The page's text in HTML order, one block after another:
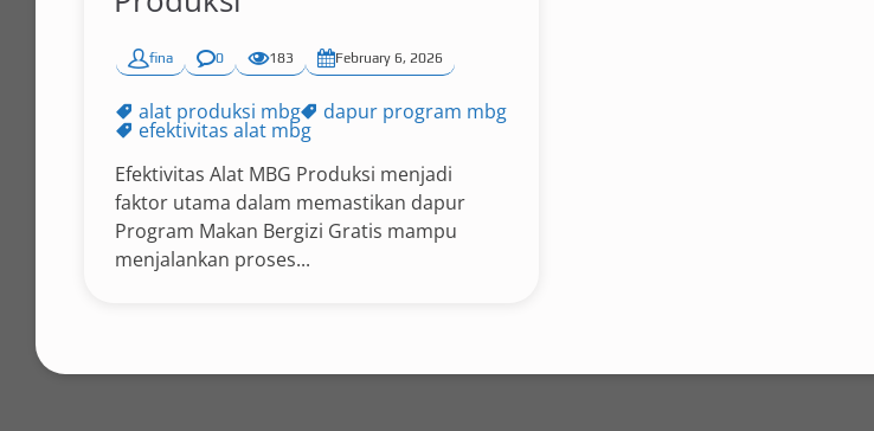
fina 0 183 February 6, 2026
alat produksi mbg dapur program mbg
efektivitas alat mbg
Efektivitas Alat MBG Produksi menjadi
faktor utama dalam memastikan dapur
Program Makan Bergizi Gratis mampu
menjalankan proses...